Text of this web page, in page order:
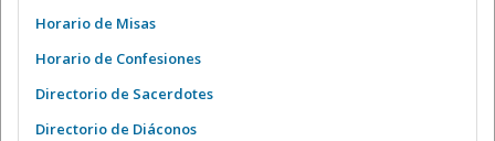
Horario de Misas
Horario de Confesiones
Directorio de Sacerdotes
Directorio de Diáconos